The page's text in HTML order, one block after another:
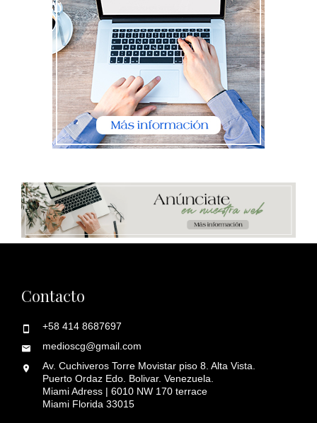
Contacto
+58 414 8687697
medioscg@gmail.com
Av. Cuchiveros Torre Movistar piso 8. Alta Vista.
Puerto Ordaz Edo. Bolivar. Venezuela.
Miami Adress | 6010 NW 170 terrace
Miami Florida 33015